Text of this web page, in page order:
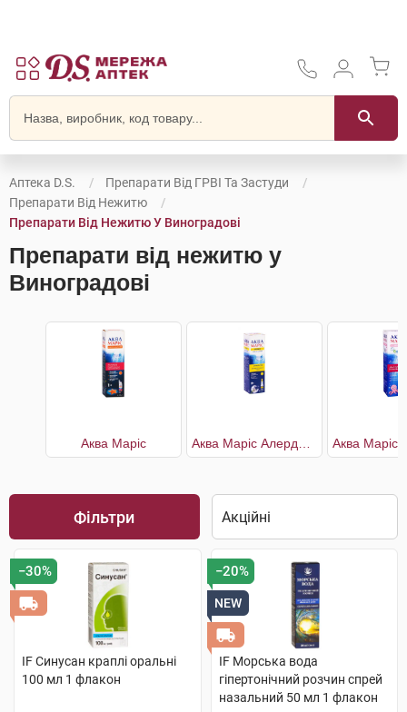
Аптека D.S.
Препарати Від ГРВІ Та Застуди
Препарати Від Нежитю
Препарати Від Нежитю У Виноградові
Препарати від нежитю у
Виноградові
Аква Маріс
Фільтри
−30%
IF Синусан краплі оральні
100 мл 1 флакон
−20%
NEW
IF Морська вода
гіпертонічний розчин спрей
назальний 50 мл 1 флакон